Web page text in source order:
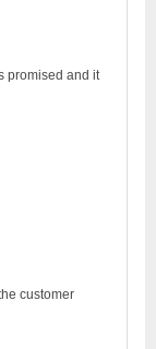
promised and it
customer